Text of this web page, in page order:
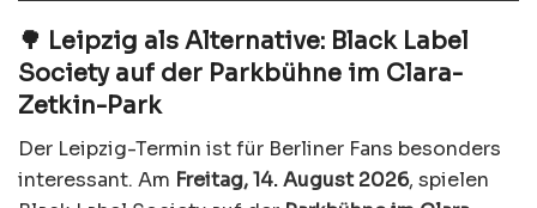
🌳 Leipzig als Alternative: Black Label
Society auf der Parkbühne im Clara-
Zetkin-Park
Der Leipzig-Termin ist für Berliner Fans besonders
interessant. Am Freitag, 14. August 2026, spielen